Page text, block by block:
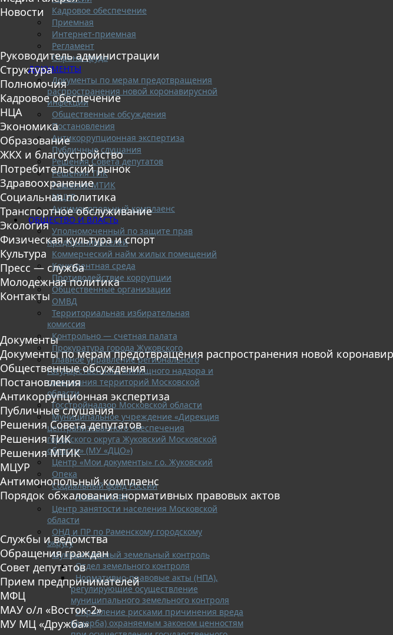
Кадровое обеспечение
Приемная
Интернет-приемная
Регламент
Охрана труда
ДОКУМЕНТЫ
Документы по мерам предотвращения
распространения новой коронавирусной
инфекции
Общественные обсуждения
Постановления
Антикоррупционная экспертиза
Публичные слушания
Решения Совета депутатов
Решения ТИК
Решения МТИК
МЦУР
Антимонопольный комплаенс
ОБЩЕСТВО И ВЛАСТЬ
Уполномоченный по защите прав
предпринимателей
Коммерческий найм жилых помещений
Конкурентная среда
Противодействие коррупции
Общественные организации
ОМВД
Территориальная избирательная
комиссия
Контрольно — счетная палата
Прокуратура города Жуковского
Главное управление регионального
государственного жилищного надзора и
содержания территорий Московской
области
Госстройнадзор Московской области
Муниципальное учреждение «Дирекция
централизованного обеспечения
городского округа Жуковский Московской
области» (МУ «ДЦО»)
Центр «Мои документы» г.о. Жуковский
Опека
Социальный фонд России
Новости СФР
Центр занятости населения Московской
области
ОНД и ПР по Раменскому городскому
округу
Муниципальный земельный контроль
Отдел земельного контроля
Нормативно-правовые акты (НПА),
регулирующие осуществление
муниципального земельного контроля
Управление рисками причинения вреда
(ущерба) охраняемым законом ценностям
Новости
Руководитель администрации
Структура
Полномочия
Кадровое обеспечение
НЦА
Экономика
Образование
ЖКХ и благоустройство
Потребительский рынок
Здравоохранение
Социальная политика
Транспортное обслуживание
Экология
Физическая культура и спорт
Культура
Пресс — служба
Молодежная политика
Контакты
Документы
Документы по мерам предотвращения распространения новой
Общественные обсуждения
Постановления
Антикоррупционная экспертиза
Публичные слушания
Решения Совета депутатов
Решения ТИК
Решения МТИК
МЦУР
Антимонопольный комплаенс
Порядок обжалования нормативных правовых актов
Службы и ведомства
Обращения граждан
Совет депутатов
Прием предпринимателей
МФЦ
МАУ о/л «Восток-2»
МУ МЦ «Дружба»